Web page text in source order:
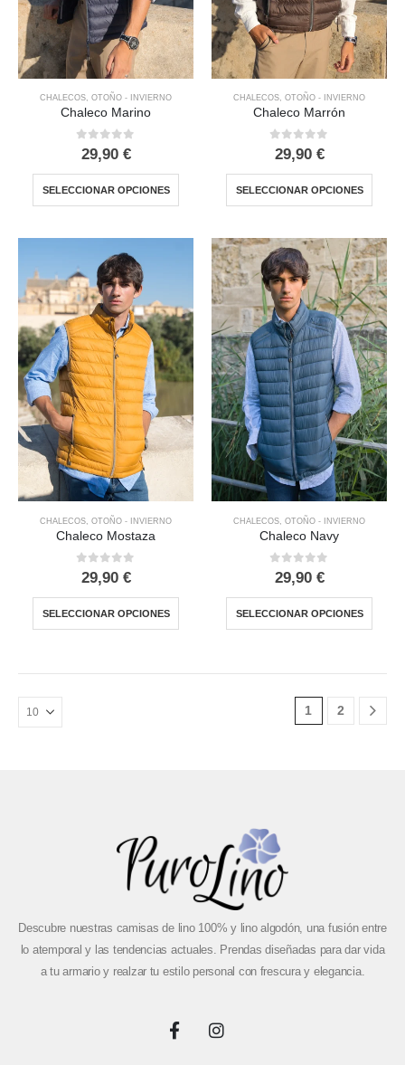
CHALECOS, OTOÑO - INVIERNO
Chaleco Marino
0out of 5
29,90 €
SELECCIONAR OPCIONES
CHALECOS, OTOÑO - INVIERNO
Chaleco Marrón
0out of 5
29,90 €
SELECCIONAR OPCIONES
CHALECOS, OTOÑO - INVIERNO
Chaleco Mostaza
0out of 5
29,90 €
SELECCIONAR OPCIONES
CHALECOS, OTOÑO - INVIERNO
Chaleco Navy
0out of 5
29,90 €
SELECCIONAR OPCIONES
1 2
Descubre nuestras camisas de lino 100% y lino algodón, una fusión entre
lo atemporal y las tendencias actuales. Prendas diseñadas para dar vida
a tu armario y realzar tu estilo personal con frescura y elegancia.